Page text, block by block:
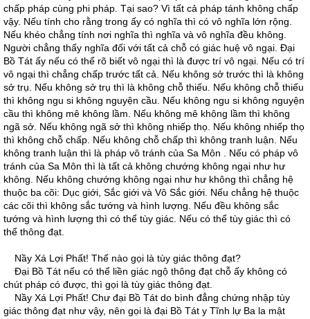
chấp pháp cùng phi pháp. Tại sao? Vì tất cả pháp tánh không chấp
vậy. Nếu tính cho rằng trong ấy có nghĩa thì có vô nghĩa lớn rộng.
Nếu khéo chẳng tính nơi nghĩa thì nghĩa và vô nghĩa đều không.
Người chẳng thấy nghĩa đối với tất cả chỗ có giác huệ vô ngại. Ðại
Bồ Tát ấy nếu có thể rõ biết vô ngại thì là được trí vô ngại. Nếu có trí
vô ngại thì chẳng chấp trước tất cả. Nếu không sở trước thì là không
sở trụ. Nếu không sở trụ thì là không chỗ thiếu. Nếu không chỗ thiếu
thì không ngu si không nguyện cầu. Nếu không ngu si không nguyện
cầu thì không mê không lầm. Nếu không mê không lầm thì không
ngã sở. Nếu không ngã sở thì không nhiếp thọ. Nếu không nhiếp thọ
thì không chỗ chấp. Nếu không chỗ chấp thì không tranh luận. Nếu
không tranh luận thì là pháp vô tránh của Sa Môn . Nếu có pháp vô
tránh của Sa Môn thì là tất cả không chướng không ngại như hư
không. Nếu không chướng không ngại như hư không thì chẳng hệ
thuộc ba cõi: Dục giới, Sắc giới và Vô Sắc giới. Nếu chẳng hệ thuộc
các cõi thì không sắc tướng và hình lượng. Nếu đều không sắc
tướng và hình lượng thì có thể tùy giác. Nếu có thể tùy giác thì có
thể thông đạt.
Nầy Xá Lợi Phất! Thế nào gọi là tùy giác thông đạt?
Ðại Bồ Tát nếu có thể liền giác ngộ thông đạt chỗ ấy không có
chút pháp có được, thì gọi là tùy giác thông đạt.
Nầy Xá Lợi Phất! Chư đại Bồ Tát do bình đẳng chứng nhập tùy
giác thông đạt như vậy, nên gọi là đại Bồ Tát y Tĩnh lự Ba la mật